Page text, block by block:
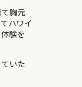
胸元
ハワイ
験を
いた